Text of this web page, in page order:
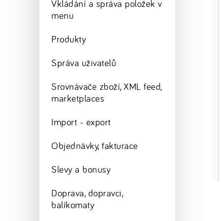
Vkládání a správa položek v
menu
Produkty
Správa uživatelů
Srovnávače zboží, XML feed,
marketplaces
Import - export
Objednávky, fakturace
Slevy a bonusy
Doprava, dopravci,
balíkomaty